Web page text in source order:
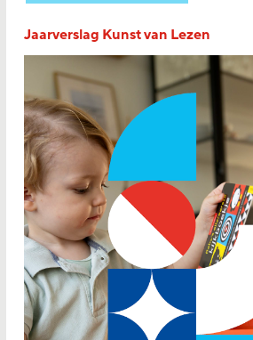
Jaarverslag Kunst van Lezen